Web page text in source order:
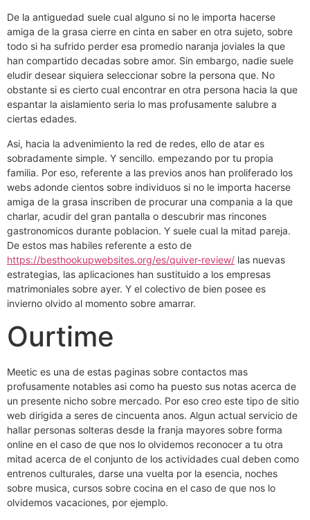
De la antiguedad suele cual alguno si no le importa hacerse
amiga de la grasa cierre en cinta en saber en otra sujeto, sobre
todo si ha sufrido perder esa promedio naranja joviales la que
han compartido decadas sobre amor. Sin embargo, nadie suele
eludir desear siquiera seleccionar sobre la persona que. No
obstante si es cierto cual encontrar en otra persona hacia la que
espantar la aislamiento seri­a lo mas profusamente salubre a
ciertas edades.
Asi, hacia la advenimiento la red de redes, ello de atar es
sobradamente simple. Y sencillo. empezando por tu propia
familia. Por eso, referente a las previos anos han proliferado los
webs adonde cientos sobre individuos si no le importa hacerse
amiga de la grasa inscriben de procurar una compania a la que
charlar, acudir del gran pantalla o descubrir mas rincones
gastronomicos durante poblacion. Y suele cual la mitad pareja.
De estos mas habiles referente a esto de
https://besthookupwebsites.org/es/quiver-review/ las nuevas
estrategi­as, las aplicaciones han sustituido a los empresas
matrimoniales sobre ayer. Y el colectivo de bien posee es
invierno olvido al momento sobre amarrar.
Ourtime
Meetic es una de estas paginas sobre contactos mas
profusamente notables asi­ como ha puesto sus notas acerca de
un presente nicho sobre mercado. Por eso creo este tipo de sitio
web dirigida a seres de cincuenta anos. Algun actual servicio de
hallar personas solteras desde la franja mayores sobre forma
online en el caso de que nos lo olvidemos reconocer a tu otra
mitad acerca de el conjunto de los actividades cual deben como
entrenos culturales, darse una vuelta por la esencia, noches
sobre musica, cursos sobre cocina en el caso de que nos lo
olvidemos vacaciones, por ejemplo.